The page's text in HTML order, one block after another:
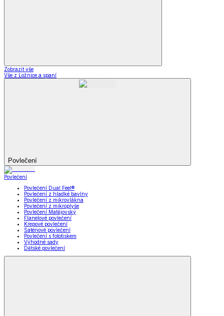
Zobrazit vše
Vše z Ložnice a spaní
Povlečení
Povlečení
Povlečení Dual Feel®
Povlečení z hladké bavlny
Povlečení z mikrovlákna
Povlečení z mikroplyše
Povlečení Matějovský
Flanelové povlečení
Krepové povlečení
Saténové povlečení
Povlečení s fototiskem
Výhodné sady
Dětské povlečení